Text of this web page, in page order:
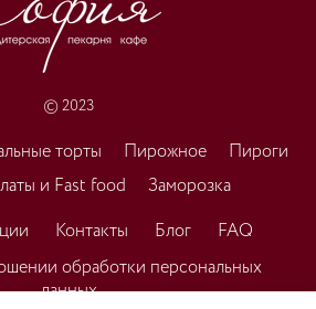
© 2023
торты Пирожное
Пироги
и Fast food
Заморозка
Контакты Блог
FAQ
обработки персональных
данных